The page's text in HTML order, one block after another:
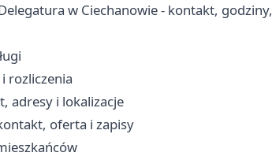
w Ciechanowie - kontakt, godziny,
rozliczenia
adresy i lokalizacje
oferta i zapisy